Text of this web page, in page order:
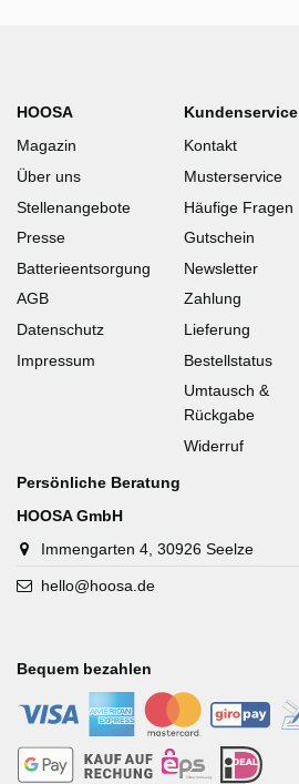
HOOSA
Magazin
Über uns
Stellenangebote
Presse
Batterieentsorgung
AGB
Datenschutz
Impressum
Kundenservice
Kontakt
Musterservice
Häufige Fragen
Gutschein
Newsletter
Zahlung
Lieferung
Bestellstatus
Umtausch &
Rückgabe
Widerruf
Persönliche Beratung
HOOSA GmbH
Immengarten 4, 30926 Seelze
hello@hoosa.de
Bequem bezahlen
-
- - -
- - - -